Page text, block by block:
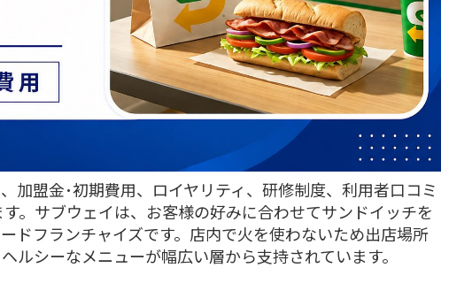
加盟金･初期費用、ロイヤリティ、研修制度、利用者口コミ
。サブウェイは、お客様の好みに合わせてサンドイッチを
ドフランチャイズです。店内で火を使わないため出店場所
シーなメニューが幅広い層から支持されています。